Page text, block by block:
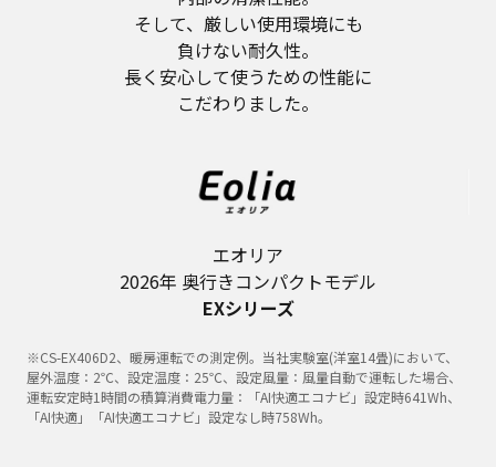
そして、厳しい使用環境にも
負けない耐久性。
長く安心して使うための性能に
こだわりました。
エオリア
2026年 奥行きコンパクトモデル
EXシリーズ
※CS-EX406D2、暖房運転での測定例。当社実験室(洋室14畳)において、
屋外温度：2℃、設定温度：25℃、設定風量：風量自動で運転した場合、
運転安定時1時間の積算消費電力量：「AI快適エコナビ」設定時641Wh、
「AI快適」「AI快適エコナビ」設定なし時758Wh。